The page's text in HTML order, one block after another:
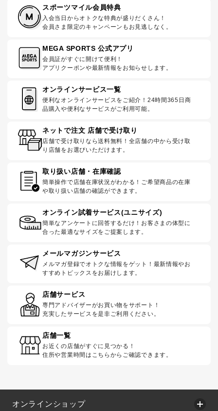
スポーツマイル会員特典
入会当日からオトクな特典が盛りだくさん！
会員さま限定のキャンペーンもお見逃しなく。
MEGA SPORTS 公式アプリ
会員証がすぐに開けて便利！
アプリクーポンや最新情報をお知らせします。
オンラインサービス一覧
便利なオンラインサービスをご紹介！24時間365日商
品購入や便利なサービスがご利用可能。
ネットで注文 店舗で受け取り
店舗で受け取りなら送料無料！全店舗の中から受け取
り店舗をお選びいただけます。
取り扱い店舗・在庫確認
簡単操作で店舗在庫状況がわかる！ご希望商品の在庫
や取り扱い店舗の確認ができます。
オンライン試着サービス(ユニサイズ)
簡単なアンケートに回答するだけ！お客さまの体型に
合った最適なサイズをご提案します。
メールマガジンサービス
メルマガ登録でオトクな情報をゲット！最新情報やお
すすめトピックスをお届けします。
店舗サービス
専門アドバイザーがお買い物をサポート！
充実したサービスを是非ご利用ください。
店舗一覧
お近くの店舗がすぐに見つかる！
住所や営業時間はこちらからご確認できます。
オンラインショップ